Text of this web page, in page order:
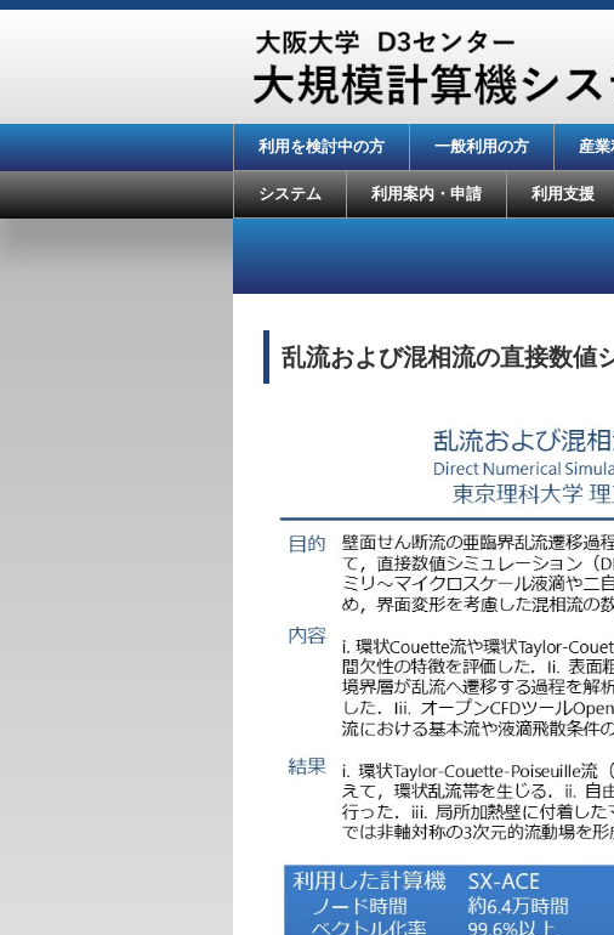
利用を検討中の方 一般利用の方 産業
システム 利用案内・申請 利用支援
乱流および混相流の直接数値